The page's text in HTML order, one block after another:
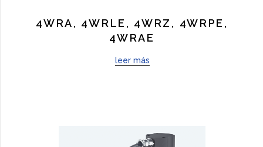
4WRA, 4WRLE, 4WRZ, 4WRPE,
4WRAE
leer más